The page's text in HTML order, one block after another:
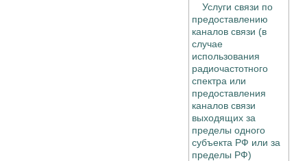
Услуги связи по
предоставлению
каналов связи (в
случае
использования
радиочастотного
спектра или
предоставления
каналов связи
выходящих за
пределы одного
субъекта РФ или за
пределы РФ)